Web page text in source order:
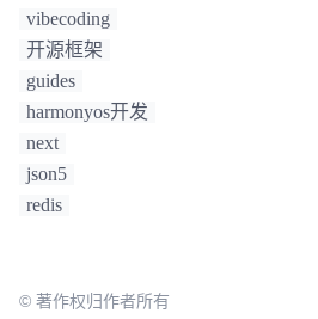
vibecoding
开源框架
guides
harmonyos开发
next
json5
redis
© 著作权归作者所有